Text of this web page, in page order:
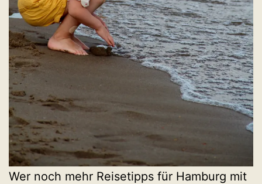
Wer noch mehr Reisetipps für Hamburg mit